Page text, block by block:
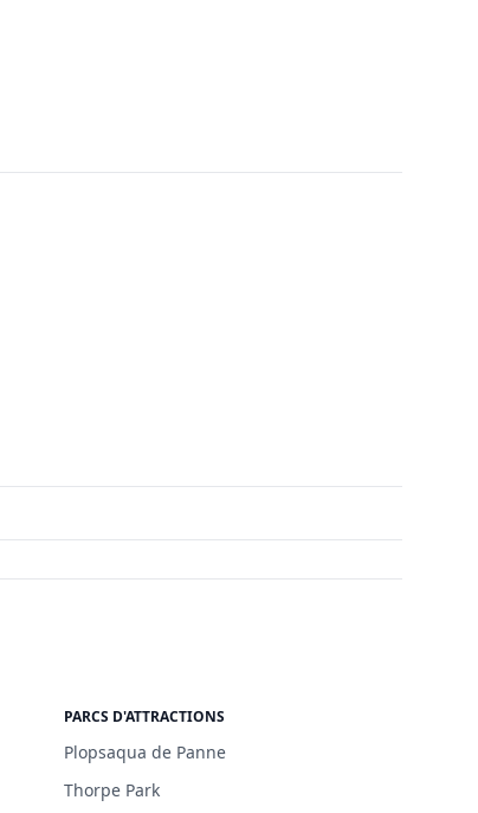
PARCS D'ATTRACTIONS
Plopsaqua de Panne
Thorpe Park